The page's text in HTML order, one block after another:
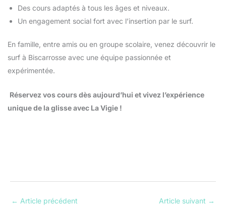
Des cours adaptés à tous les âges et niveaux.
Un engagement social fort avec l’insertion par le surf.
En famille, entre amis ou en groupe scolaire, venez découvrir le
surf à Biscarrosse avec une équipe passionnée et
expérimentée.
Réservez vos cours dès aujourd’hui et vivez l’expérience
unique de la glisse avec La Vigie !
← Article précédent Article suivant →